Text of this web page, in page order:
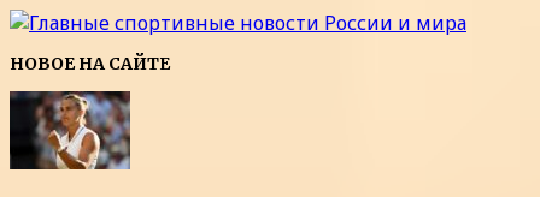
НОВОЕ НА САЙТЕ